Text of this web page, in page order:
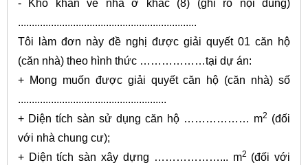
- Khó khăn về nhà ở khác (8) (ghi rõ nội dung)
.................................................................
Tôi làm đơn này đề nghị được giải quyết 01 căn hộ
(căn nhà) theo hình thức ………………tại dự án:
+ Mong muốn được giải quyết căn hộ (căn nhà) số
......................................................
+ Diện tích sàn sử dụng căn hộ ……………… m2 (đối
với nhà chung cư);
+ Diện tích sàn xây dựng ………………... m2 (đối với